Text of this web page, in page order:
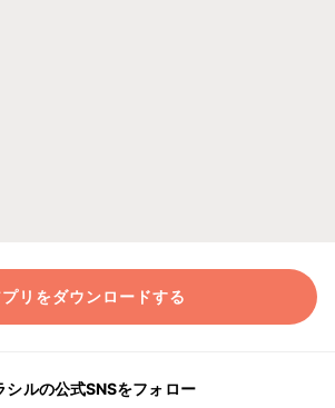
プリをダウンロードする
シルの公式SNSをフォロー